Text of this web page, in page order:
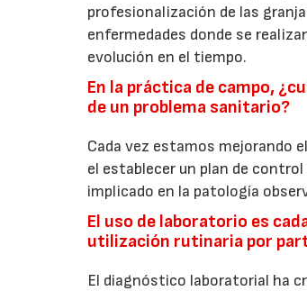
profesionalización de las
enfermedades donde se
evolución en el tiempo.
En la práctica de campo,
de un problema sanitario?
Cada vez estamos mejorando
el establecer un plan de
implicado en la patología
El uso de laboratorio es
utilización rutinaria por
El diagnóstico laboratorial ha